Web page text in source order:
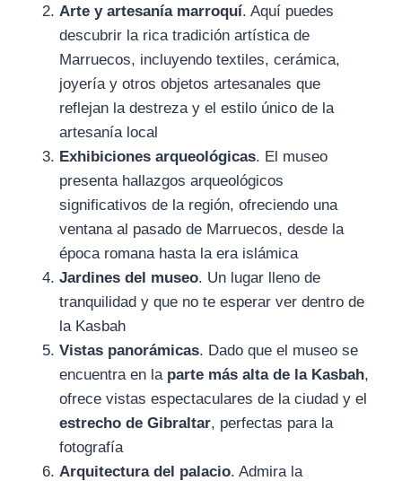
Arte y artesanía marroquí. Aquí puedes
descubrir la rica tradición artística de
Marruecos, incluyendo textiles, cerámica,
joyería y otros objetos artesanales que
reflejan la destreza y el estilo único de la
artesanía local
Exhibiciones arqueológicas. El museo
presenta hallazgos arqueológicos
significativos de la región, ofreciendo una
ventana al pasado de Marruecos, desde la
época romana hasta la era islámica
Jardines del museo. Un lugar lleno de
tranquilidad y que no te esperar ver dentro de
la Kasbah
Vistas panorámicas. Dado que el museo se
encuentra en la parte más alta de la Kasbah,
ofrece vistas espectaculares de la ciudad y el
estrecho de Gibraltar, perfectas para la
fotografía
Arquitectura del palacio. Admira la